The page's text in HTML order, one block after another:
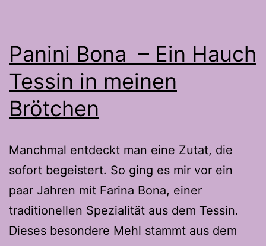
Panini Bona – Ein Hauch
Tessin in meinen
Brötchen
Manchmal entdeckt man eine Zutat, die
sofort begeistert. So ging es mir vor ein
paar Jahren mit Farina Bona, einer
traditionellen Spezialität aus dem Tessin.
Dieses besondere Mehl stammt aus dem